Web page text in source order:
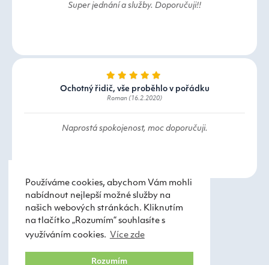
Používáme cookies, abychom Vám mohli
nabídnout nejlepší možné služby na
našich webových stránkách. Kliknutím
na tlačítko „Rozumím“ souhlasíte s
využíváním cookies. Více zde
Rozumím
Super jednání a služby. Doporučuji!!
Ochotný řidič, vše proběhlo v pořádku
Roman (16.2.2020)
Naprostá spokojenost, moc doporučuji.
Taxi Praha Obchodní podmínky